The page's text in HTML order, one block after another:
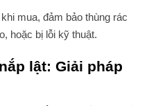
mua, đảm bảo thùng rác
hoặc bị lỗi kỹ thuật.
lật: Giải pháp